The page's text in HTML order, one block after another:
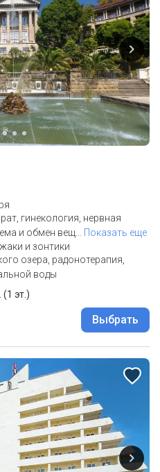
гинекология, нервная
и обмен вещ… Показать еще
и зонтики
озера, радонотерапия,
воды
эт.)
Выбрать